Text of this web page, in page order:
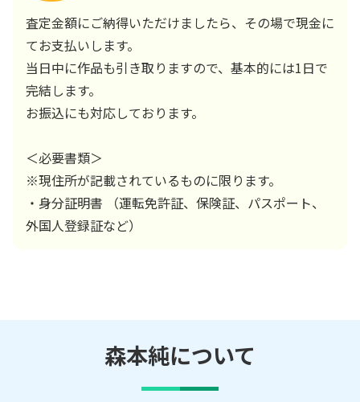
査定金額にご納得いただけましたら、その場で現金に
てお支払いします。
当日中に作品も引き取りますので、基本的には1日で
完結します。
お振込にも対応しております。
＜必要書類＞
※現住所が記載されているものに限ります。
・身分証明書 （運転免許証、保険証、パスポート、
外国人登録証など）
森本純について